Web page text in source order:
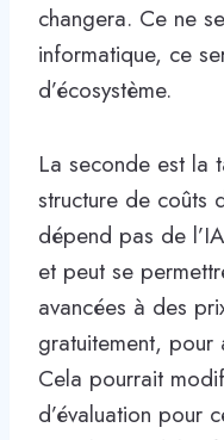
changera. Ce ne
informatique, ce
d’écosystème.
La seconde est la
structure de coûts
dépend pas de
et peut se
avancées à des
gratuitement, pour
Cela pourrait
d’évaluation pour